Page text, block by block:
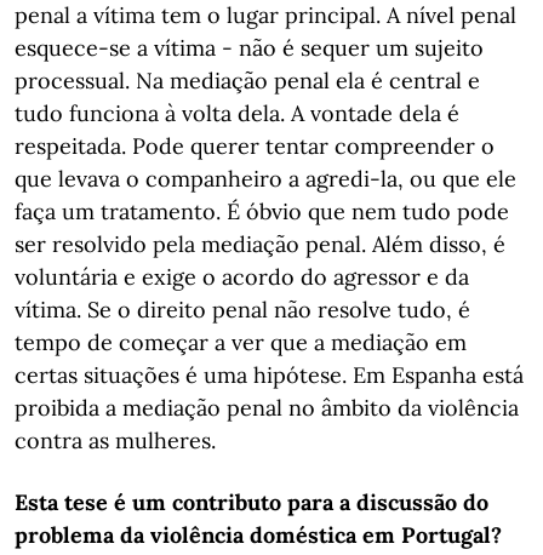
penal a vítima tem o lugar principal. A nível penal
esquece-se a vítima - não é sequer um sujeito
processual. Na mediação penal ela é central e
tudo funciona à volta dela. A vontade dela é
respeitada. Pode querer tentar compreender o
que levava o companheiro a agredi-la, ou que ele
faça um tratamento. É óbvio que nem tudo pode
ser resolvido pela mediação penal. Além disso, é
voluntária e exige o acordo do agressor e da
vítima. Se o direito penal não resolve tudo, é
tempo de começar a ver que a mediação em
certas situações é uma hipótese. Em Espanha está
proibida a mediação penal no âmbito da violência
contra as mulheres.
Esta tese é um contributo para a discussão do
problema da violência doméstica em Portugal?